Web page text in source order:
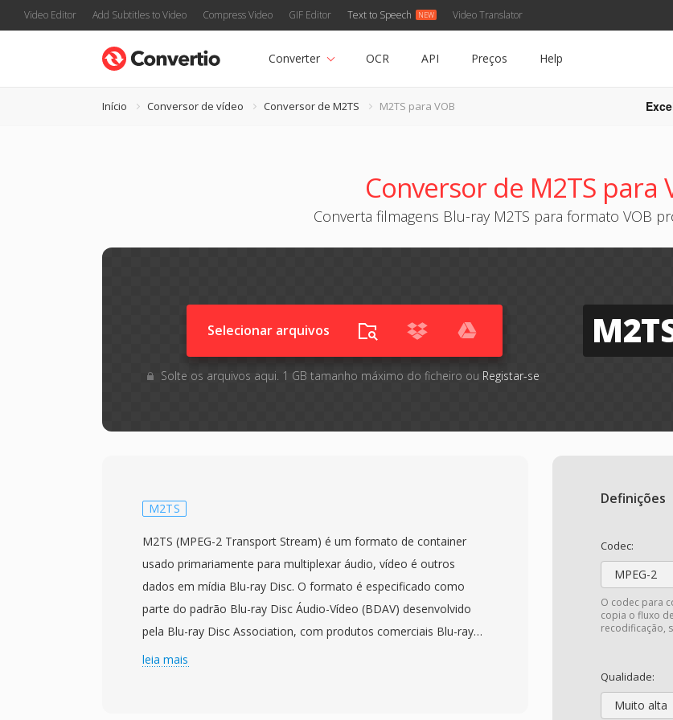
Video Editor Add Subtitles to Video Compress Video GIF Editor Text to Speech Video Translator
Converter OCR API Preços Help
Início Conversor de vídeo Conversor de M2TS M2TS para VOB
Conversor de M2TS para
Converta filmagens Blu-ray M2TS para formato VOB
Selecionar arquivos
Solte os arquivos aqui. 1 GB tamanho máximo do ficheiro ou Registar-se
Definições
Codec:
MPEG-2
O codec para
copia o fluxo
recodificação,
Qualidade:
Muito alta
M2TS
M2TS (MPEG-2 Transport Stream) é um formato de container
usado primariamente para multiplexar áudio, vídeo é outros
dados em mídia Blu-ray Disc. O formato é especificado como
parte do padrão Blu-ray Disc Áudio-Vídeo (BDAV) desenvolvido
pela Blu-ray Disc Association, com produtos comerciais Blu-ray
lancados em 2006. Os arquivos M2TS envolvem conteúdo em
leia mais